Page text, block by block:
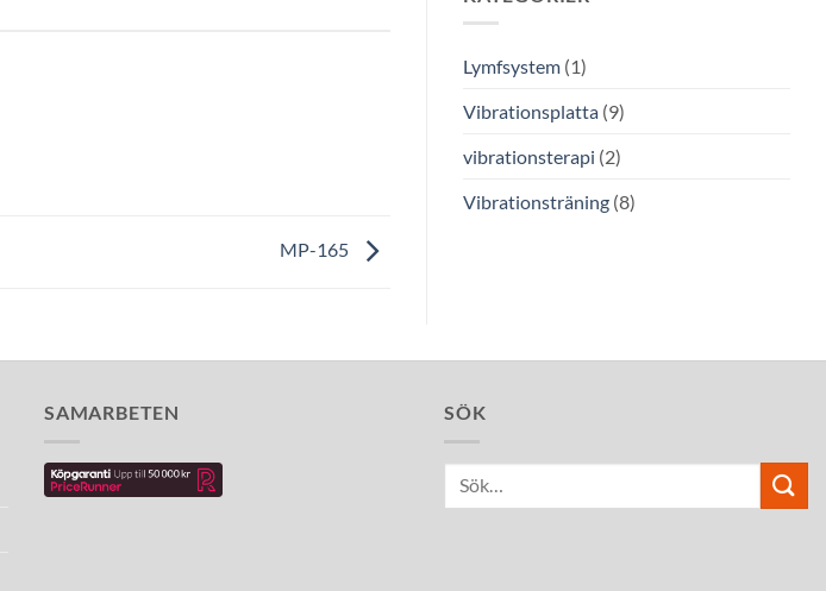
MP-165
Lymfsystem (1)
Vibrationsplatta (9)
vibrationsterapi (2)
Vibrationsträning (8)
SAMARBETEN SÖK